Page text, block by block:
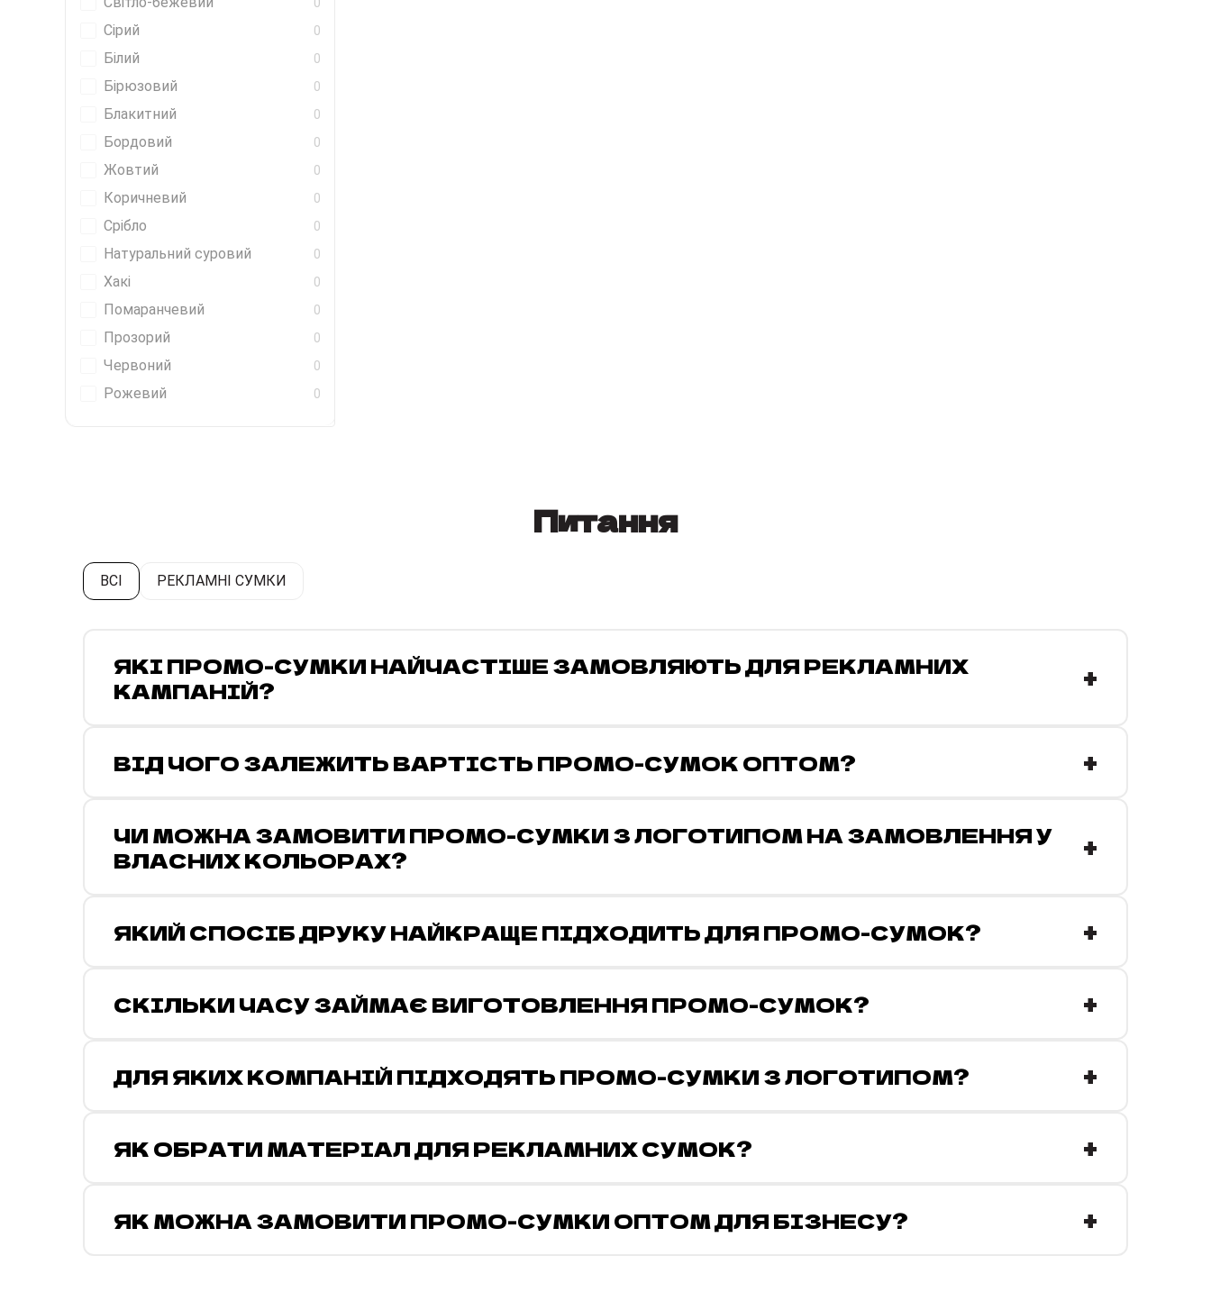
Сірий 0
Білий 0
Бірюзовий 0
Блакитний 0
Бордовий 0
Жовтий 0
Коричневий 0
Срібло 0
Натуральний суровий 0
Хакі 0
Помаранчевий 0
Прозорий 0
Червоний 0
Рожевий 0
Питання
ВСІ РЕКЛАМНІ СУМКИ
ЯКІ ПРОМО-СУМКИ НАЙЧАСТІШЕ ЗАМОВЛЯЮТЬ ДЛЯ РЕКЛАМНИХ
КАМПАНІЙ?
+
ВІД ЧОГО ЗАЛЕЖИТЬ ВАРТІСТЬ ПРОМО-СУМОК ОПТОМ? +
ЧИ МОЖНА ЗАМОВИТИ ПРОМО-СУМКИ З ЛОГОТИПОМ НА ЗАМОВЛЕННЯ У
ВЛАСНИХ КОЛЬОРАХ?
+
ЯКИЙ СПОСІБ ДРУКУ НАЙКРАЩЕ ПІДХОДИТЬ ДЛЯ ПРОМО-СУМОК? +
СКІЛЬКИ ЧАСУ ЗАЙМАЄ ВИГОТОВЛЕННЯ ПРОМО-СУМОК? +
ДЛЯ ЯКИХ КОМПАНІЙ ПІДХОДЯТЬ ПРОМО-СУМКИ З ЛОГОТИПОМ? +
ЯК ОБРАТИ МАТЕРІАЛ ДЛЯ РЕКЛАМНИХ СУМОК? +
ЯК МОЖНА ЗАМОВИТИ ПРОМО-СУМКИ ОПТОМ ДЛЯ БІЗНЕСУ? +